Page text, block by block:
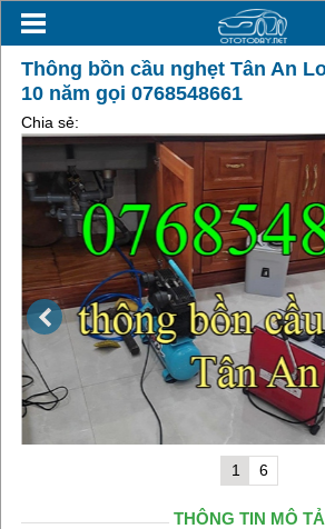
Thông bồn cầu nghẹt Tân An
10 năm gọi 0768548661
Chia sẻ:
1 6
THÔNG TIN MÔ TẢ